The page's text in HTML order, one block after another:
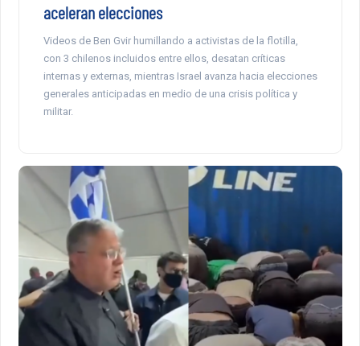
aceleran elecciones
Videos de Ben Gvir humillando a activistas de la flotilla,
con 3 chilenos incluidos entre ellos, desatan críticas
internas y externas, mientras Israel avanza hacia elecciones
generales anticipadas en medio de una crisis política y
militar.